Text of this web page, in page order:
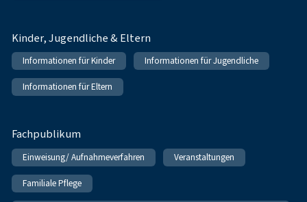
Kinder, Jugendliche & Eltern
Informationen für Kinder Informationen für Jugendliche
Informationen für Eltern
Fachpublikum
Einweisung/ Aufnahmeverfahren Veranstaltungen
Familiale Pflege